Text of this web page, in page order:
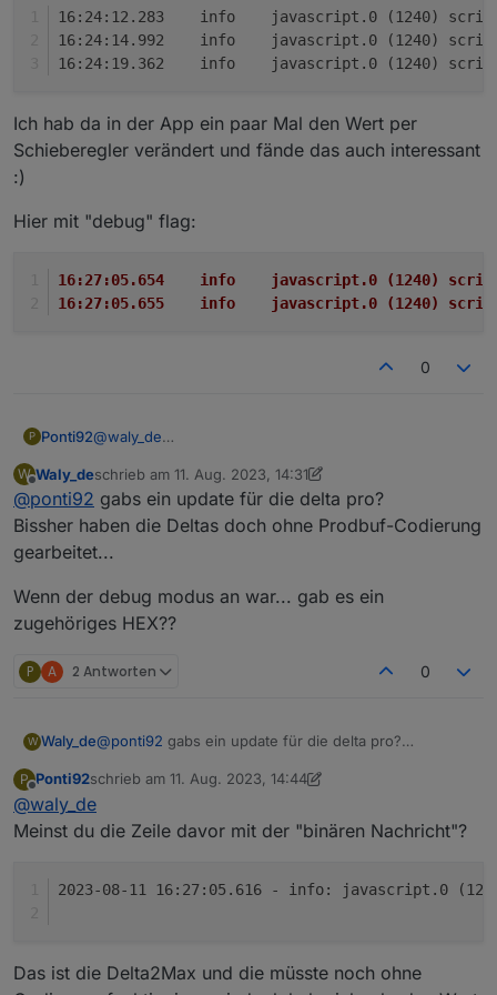
16:24:12.283	info
16:24:14.992	info
16:24:19.362	info
Ich hab da in der App ein paar Mal den Wert per
Schieberegler verändert und fände das auch interessant
:)
Hier mit "debug" flag:
16:27:05.654	info
16:27:05.655	info	javascript.0
0
P Ponti92@waly_de
Charge speeds gibt das Skript eine Dekodier-
Fehlermeldung:
16:24:12.283	info	javascript.0 (1240)
16:24:14.992	info	javascript.0 (1240)
Ich hab da in der App ein paar Mal den Wert per
interessant :)
Hier mit "debug" flag:
16:27:05.654	info	javascript.0 (1240)
W
Offline
Waly_deschrieb am 11. Aug. 2023, 14:31
zuletzt editiert von Waly_de8. Nov. 2023, 16:32
@ponti92 gabs ein update für die delta pro?
Bissher haben die Deltas doch ohne Prodbuf-Codierung
gearbeitet...
Wenn der debug modus an war... gab es ein
zugehöriges HEX??
P A 2 Antworten 0
W Waly_de@ponti92 gabs ein update für die delta pro?
Codierung gearbeitet...
Wenn der debug modus an war... gab es ein
P
Offline
Ponti92schrieb am 11. Aug. 2023, 14:44
zuletzt editiert von Ponti928. Nov. 2023, 16:46
@waly_de
Meinst du die Zeile davor mit der "binären Nachricht"?
2023-08-11 16:27:05.616 - info: javascript.0 (1240)
Das ist die Delta2Max und die müsste noch ohne